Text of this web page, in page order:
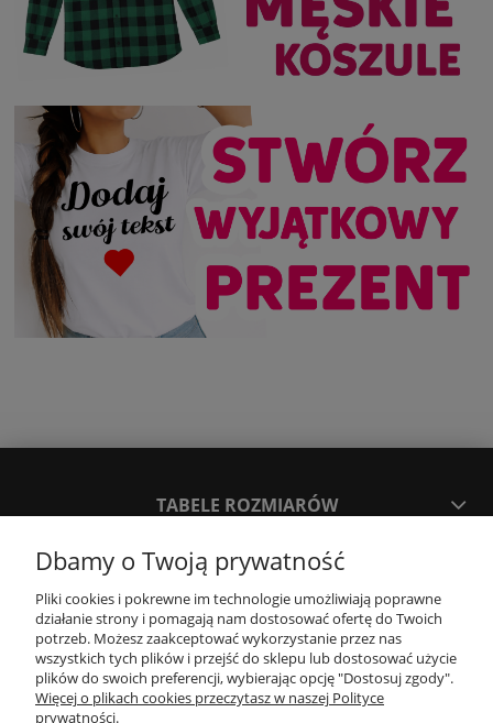
TABELE ROZMIARÓW
SPOSOBY PŁATNOŚCI ORAZ CZAS I KOSZTY DOSTAWY
DOSTAWY
KONTAKT
Dbamy o Twoją prywatność
Pliki cookies i pokrewne im technologie umożliwiają poprawne
działanie strony i pomagają nam dostosować ofertę do Twoich
potrzeb. Możesz zaakceptować wykorzystanie przez nas
wszystkich tych plików i przejść do sklepu lub dostosować użycie
plików do swoich preferencji, wybierając opcję "Dostosuj zgody".
Więcej o plikach cookies przeczytasz w naszej Polityce
prywatności.